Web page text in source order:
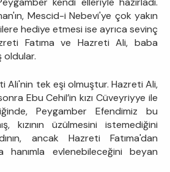
Mescid-i Nebevi'ye çok yakın
hediye etmesi ise ayrıca sevinç
Fatıma ve Hazreti Ali, baba
oldular.
Ali'nin tek eşi olmuştur. Hazreti Ali,
Ebu Cehil’in kızı Cüveyriyye ile
Peygamber Efendimiz bu
kızının üzülmesini istemediğini
ancak Hazreti Fatıma'dan
hanımla evlenebileceğini beyan